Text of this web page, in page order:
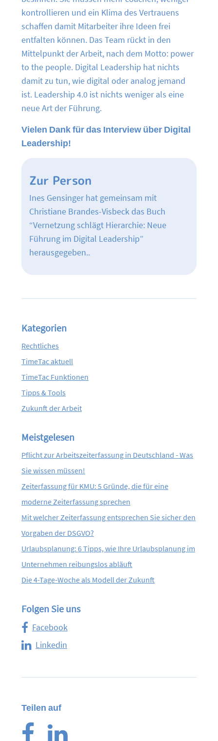
kontrollieren und ein Klima des Vertrauens
schaffen damit Mitarbeiter ihre Ideen frei
entfalten können. Das Team rückt in den
Mittelpunkt der Arbeit, nach dem Motto: power
to the people. Digital Leadership hat nichts
damit zu tun, wie digital oder analog jemand
ist. Leadership 4.0 ist nichts weniger als eine
neue Art der Führung.
Vielen Dank für das Interview über Digital
Leadership!
Zur Person
Ines Gensinger hat gemeinsam mit
Christiane Brandes-Visbeck das Buch
“Vernetzung schlägt Hierarchie: Neue
Führung im Digital Leadership”
herausgegeben..
Kategorien
Rechtliches
TimeTac aktuell
TimeTac Funktionen
Tipps & Tools
Zukunft der Arbeit
Meistgelesen
Pflicht zur Arbeitszeiterfassung in Deutschland - Was
Sie wissen müssen!
Zeiterfassung für KMU: 5 Gründe, die für eine
moderne Zeiterfassung sprechen
Mit welcher Zeiterfassung entsprechen Sie sicher den
Vorgaben der DSGVO?
Urlaubsplanung: 6 Tipps, wie Ihre Urlaubsplanung im
Unternehmen reibungslos abläuft
Die 4-Tage-Woche als Modell der Zukunft
Folgen Sie uns
Facebook
Linkedin
Teilen auf